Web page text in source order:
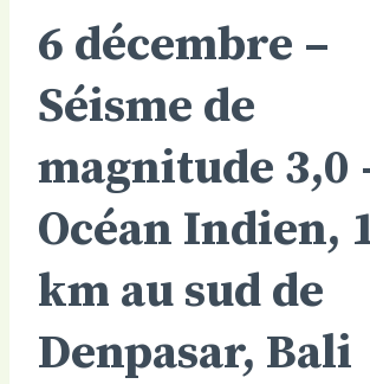
6 décembre –
Séisme de
magnitude 3,0
Océan Indien,
km au sud de
Denpasar, Bali